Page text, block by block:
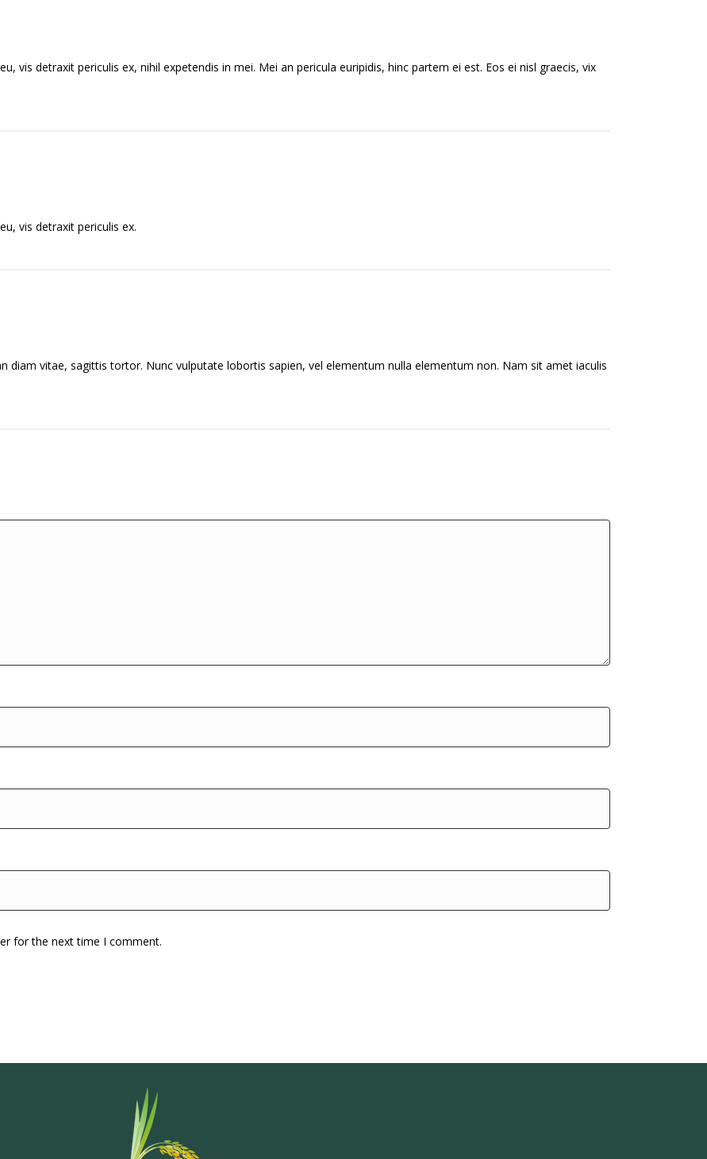
vis detraxit periculis ex, nihil expetendis in mei. Mei an pericula euripidis, hinc partem ei est. Eos ei nisl graecis, vix
vis detraxit periculis ex.
diam vitae, sagittis tortor. Nunc vulputate lobortis sapien, vel elementum nulla elementum non. Nam sit amet iaculis
for the next time I comment.